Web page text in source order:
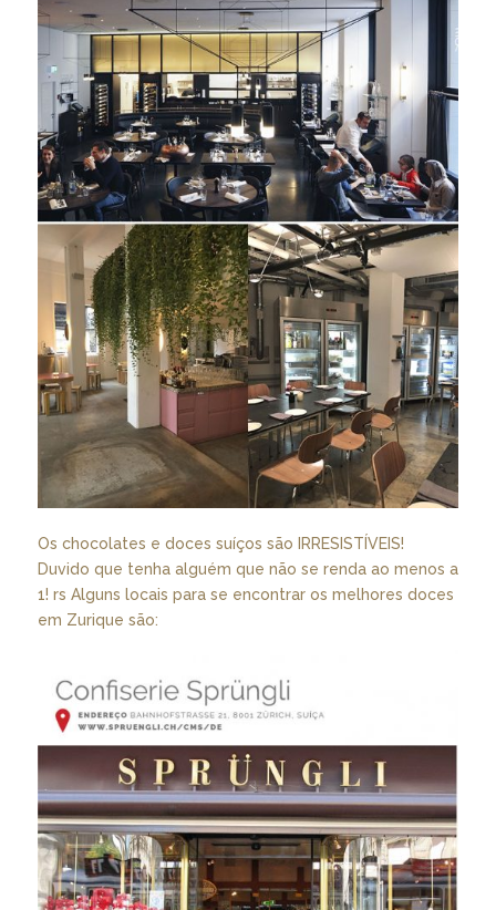
Os chocolates e doces suíços são IRRESISTÍVEIS!
Duvido que tenha alguém que não se renda ao menos a
1! rs Alguns locais para se encontrar os melhores doces
em Zurique são: